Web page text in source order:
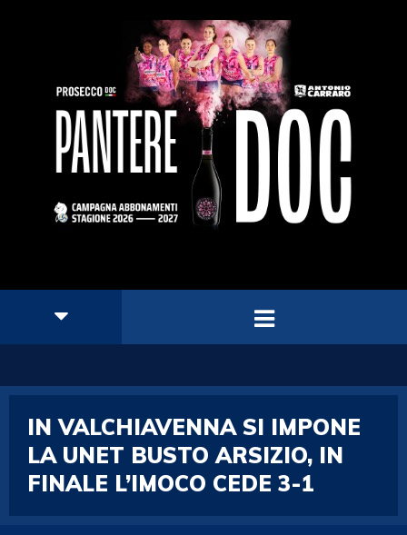
IN VALCHIAVENNA SI IMPONE
LA UNET BUSTO ARSIZIO, IN
FINALE L’IMOCO CEDE 3-1